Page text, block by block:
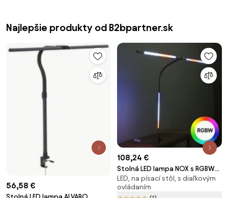
Najlepšie produkty od B2bpartner.sk
56,58 €
108,24 €
Stolná LED lampa NOX s RGBW
efektmi, svorka, diaľkový
ovládač
LED, na písací stôl, s diaľkovým
ovládaním